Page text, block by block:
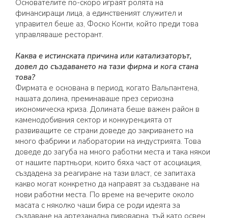
Основателите по-скоро играят ролята на
финансиращи лица, а единственият служител и
управител беше аз, Фоско Конти, който преди това
управляваше ресторант.
Каква е истинската причина или катализаторът,
довел до създаването на тази фирма и кога стана
това?
Фирмата е основана в период, когато Вальпантена,
нашата долина, преминаваше през сериозна
икономическа криза. Долината беше важен район в
каменодобивния сектор и конкуренцията от
развиващите се страни доведе до закриването на
много фабрики и лаборатории на индустрията. Това
доведе до загуба на много работни места и така някои
от нашите партньори, които бяха част от асоциация,
създадена за реагиране на тази власт, се запитаха
какво могат конкретно да направят за създаване на
нови работни места. По време на вечерите около
масата с няколко чаши бира се роди идеята за
създаване на артезанална пивоварна, тъй като освен